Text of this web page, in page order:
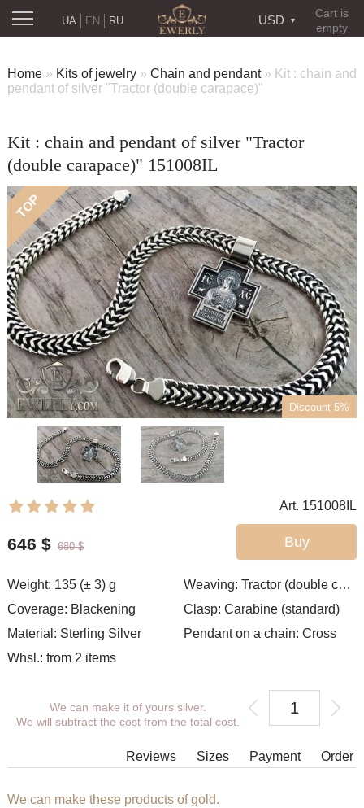
Cart is
empty
USD
RU
UA EN
Home » Kits of jewelry » Chain and pendant» Kit : chain and
pendant of silver "Tractor (double carapace)"
Kit : chain and pendant of silver "Tractor
(double carapace)" 151008IL
TOP
Discount 5%
Art. 151008IL
Buy
646 $ 680 $
Weight: 135 (± 3) g Weaving:Tractor (double carapace)
Coverage: Blackening
Clasp: Carabine (standard)
Material: Sterling Silver
Pendant on a chain: Cross
Whsl.: from 2 items
We can make it of yours silver.
We will subtract the cost from the total cost.
Reviews Order
Payment
Sizes
We can make these products of gold.